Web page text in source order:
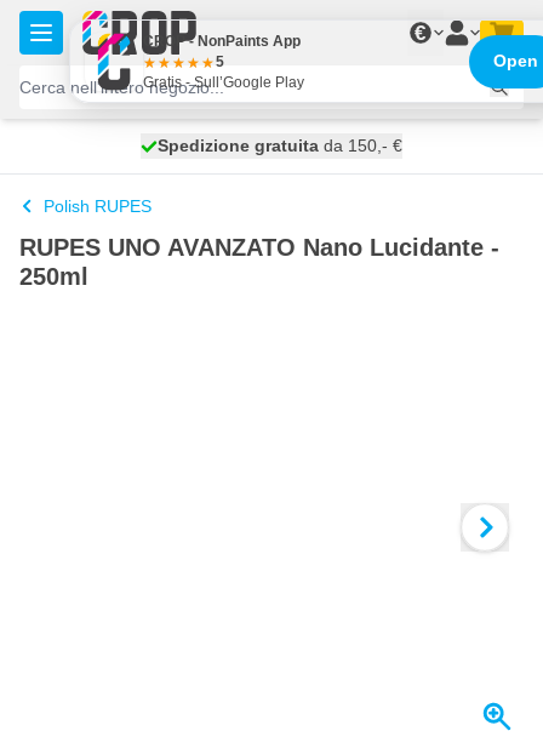
Salta al contenuto
€
spedito domani
Spedizione gratuita da 150,- €
100 giorni
Polish RUPES
RUPES UNO AVANZATO Nano Lucidante -
250ml
CROP - NonPaints App
5
Gratis - Sull’Google Play
Open